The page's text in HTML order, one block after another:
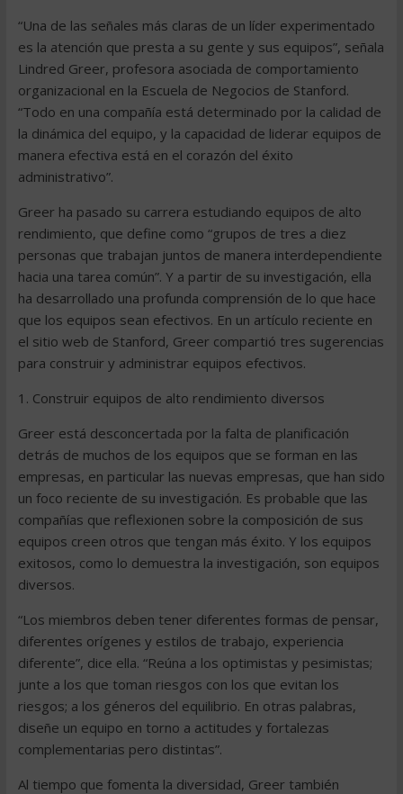
“Una de las señales más claras de un líder experimentado
es la atención que presta a su gente y sus equipos”, señala
Lindred Greer, profesora asociada de comportamiento
organizacional en la Escuela de Negocios de Stanford.
“Todo en una compañía está determinado por la calidad de
la dinámica del equipo, y la capacidad de liderar equipos de
manera efectiva está en el corazón del éxito
administrativo”.
Greer ha pasado su carrera estudiando equipos de alto
rendimiento, que define como “grupos de tres a diez
personas que trabajan juntos de manera interdependiente
hacia una tarea común”. Y a partir de su investigación, ella
ha desarrollado una profunda comprensión de lo que hace
que los equipos sean efectivos. En un artículo reciente en
el sitio web de Stanford, Greer compartió tres sugerencias
para construir y administrar equipos efectivos.
1. Construir equipos de alto rendimiento diversos
Greer está desconcertada por la falta de planificación
detrás de muchos de los equipos que se forman en las
empresas, en particular las nuevas empresas, que han sido
un foco reciente de su investigación. Es probable que las
compañías que reflexionen sobre la composición de sus
equipos creen otros que tengan más éxito. Y los equipos
exitosos, como lo demuestra la investigación, son equipos
diversos.
“Los miembros deben tener diferentes formas de pensar,
diferentes orígenes y estilos de trabajo, experiencia
diferente”, dice ella. “Reúna a los optimistas y pesimistas;
junte a los que toman riesgos con los que evitan los
riesgos; a los géneros del equilibrio. En otras palabras,
diseñe un equipo en torno a actitudes y fortalezas
complementarias pero distintas”.
Al tiempo que fomenta la diversidad, Greer también